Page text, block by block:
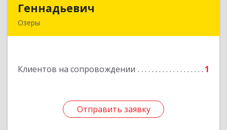
Геннадьевич
Озеры
Клиентов на сопровождении 1
Отправить заявку
Подробнее
Отправить заявку